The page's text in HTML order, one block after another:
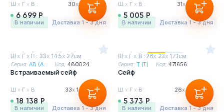
Ш х Г х В : 30х25 х23см
6 699 Р
в наличии Доставка 1 - 3 дня
Ш х Г х В : 31х25 х23см
5 005 Р
в наличии Доставка 1 - 3 дня
Ш х Г х В : 33х 14.5х 27см
Серия:АВ (A... Код: 480024
Встраиваемый сейф
Ш х Г х В : 33х14.5х27см
18 138 Р
в наличии Доставка 1 - 3 дня
Ш х Г х В : 26х 23х 17.1см
Серия: Т (T) Код: 471656
Сейф
Ш х Г х В : 26х23 х17.1см
5 373 Р
в наличии Доставка 1 - 3 дня